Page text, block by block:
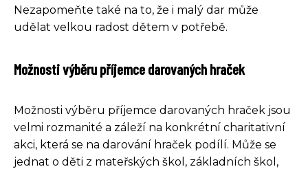
Nezapomeňte také na to, že i malý dar může
udělat velkou radost dětem v potřebě.
Možnosti výběru příjemce darovaných hraček
Možnosti výběru příjemce darovaných hraček jsou
velmi rozmanité a záleží na konkrétní charitativní
akci, která se na darování hraček podílí. Může se
jednat o děti z mateřských škol, základních škol,